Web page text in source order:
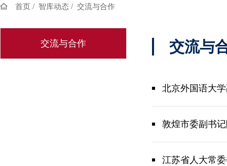
首页 / 智库动态 / 交流与合作
交流与合作 交流与
北京外国语大
敦煌市委副书
江苏省人大常